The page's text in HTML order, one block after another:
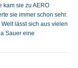
kam sie zu AERO
sie immer schon sehr.
lässt sich aus vielen
Sauer eine